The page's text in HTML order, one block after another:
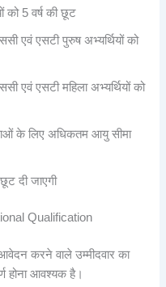
को 5 वर्ष की छूट
एवं एसटी पुरुष अभ्यर्थियों को
एवं एसटी महिला अभ्यर्थियों को
के लिए अधिकतम आयु सीमा
दी जाएगी
Qualification
आवेदन करने वाले उम्मीदवार का
होना आवश्यक है।